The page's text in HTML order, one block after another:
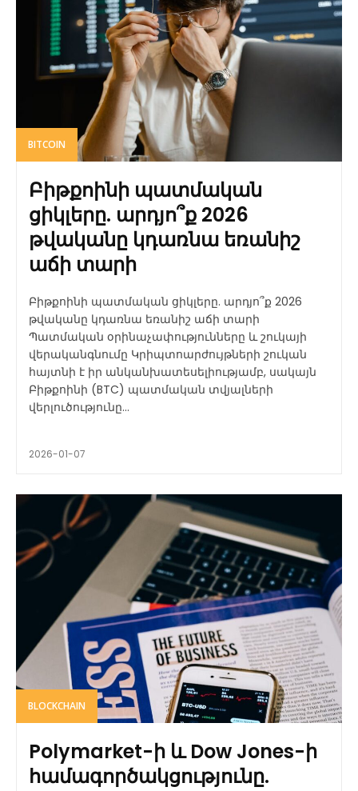
BITCOIN
Բիթքոինի պատմական
ցիկլերը. արդյո՞ք 2026
թվականը կդառնա եռանիշ
աճի տարի
Բիթքոինի պատմական ցիկլերը. արդյո՞ք 2026
թվականը կդառնա եռանիշ աճի տարի
Պատմական օրինաչափությունները և շուկայի
վերականգնումը Կրիպտոարժույթների շուկան
հայտնի է իր անկանխատեսելիությամբ, սակայն
Բիթքոինի (BTC) պատմական տվյալների
վերլուծությունը...
2026-01-07
BLOCKCHAIN
Polymarket-ի և Dow Jones-ի
համագործակցությունը.